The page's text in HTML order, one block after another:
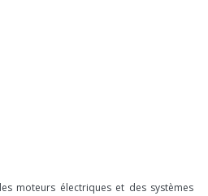
moteurs électriques et des systèmes